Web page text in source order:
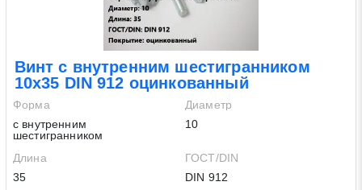
Винт с внутренним шестигранником
10х35 DIN 912 оцинкованный
Форма
с внутренним
шестигранником
Диаметр
10
Длина
35
ГОСТ/DIN
DIN 912